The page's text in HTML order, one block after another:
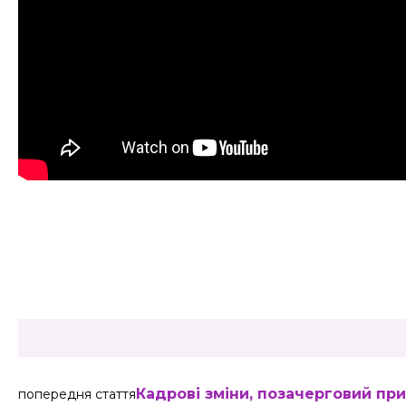
попередня статтяКадрові зміни, позачерговий